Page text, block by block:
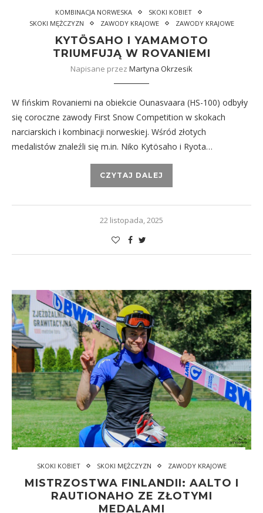
KOMBINACJA NORWESKA
SKOKI KOBIET
SKOKI MĘŻCZYZN
ZAWODY KRAJOWE ZAWODY KRAJOWE
KYTÖSAHO I YAMAMOTO
TRIUMFUJĄ W ROVANIEMI
Napisane przez Martyna Okrzesik
W fińskim Rovaniemi na obiekcie Ounasvaara (HS-100) odbyły
się coroczne zawody First Snow Competition w skokach
narciarskich i kombinacji norweskiej. Wśród złotych
medalistów znaleźli się m.in. Niko Kytösaho i Ryota…
CZYTAJ DALEJ
22 listopada, 2025
SKOKI KOBIET SKOKI MĘŻCZYZN ZAWODY KRAJOWE
MISTRZOSTWA FINLANDII: AALTO I
RAUTIONAHO ZE ZŁOTYMI
MEDALAMI